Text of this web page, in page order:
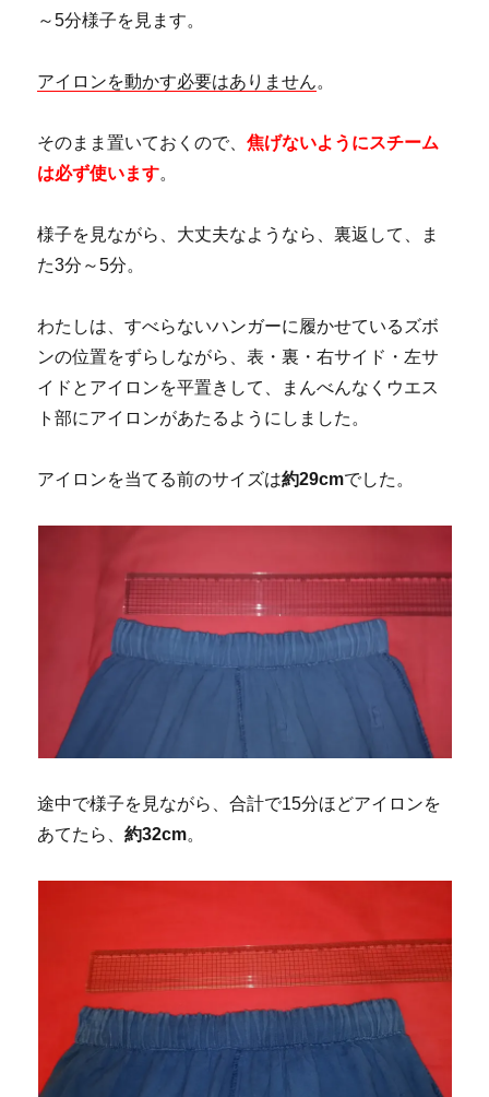
～5分様子を見ます。
アイロンを動かす必要はありません。
そのまま置いておくので、焦げないようにスチーム
は必ず使います。
様子を見ながら、大丈夫なようなら、裏返して、ま
た3分～5分。
わたしは、すべらないハンガーに履かせているズボ
ンの位置をずらしながら、表・裏・右サイド・左サ
イドとアイロンを平置きして、まんべんなくウエス
ト部にアイロンがあたるようにしました。
アイロンを当てる前のサイズは約29cmでした。
途中で様子を見ながら、合計で15分ほどアイロンを
あてたら、約32cm。